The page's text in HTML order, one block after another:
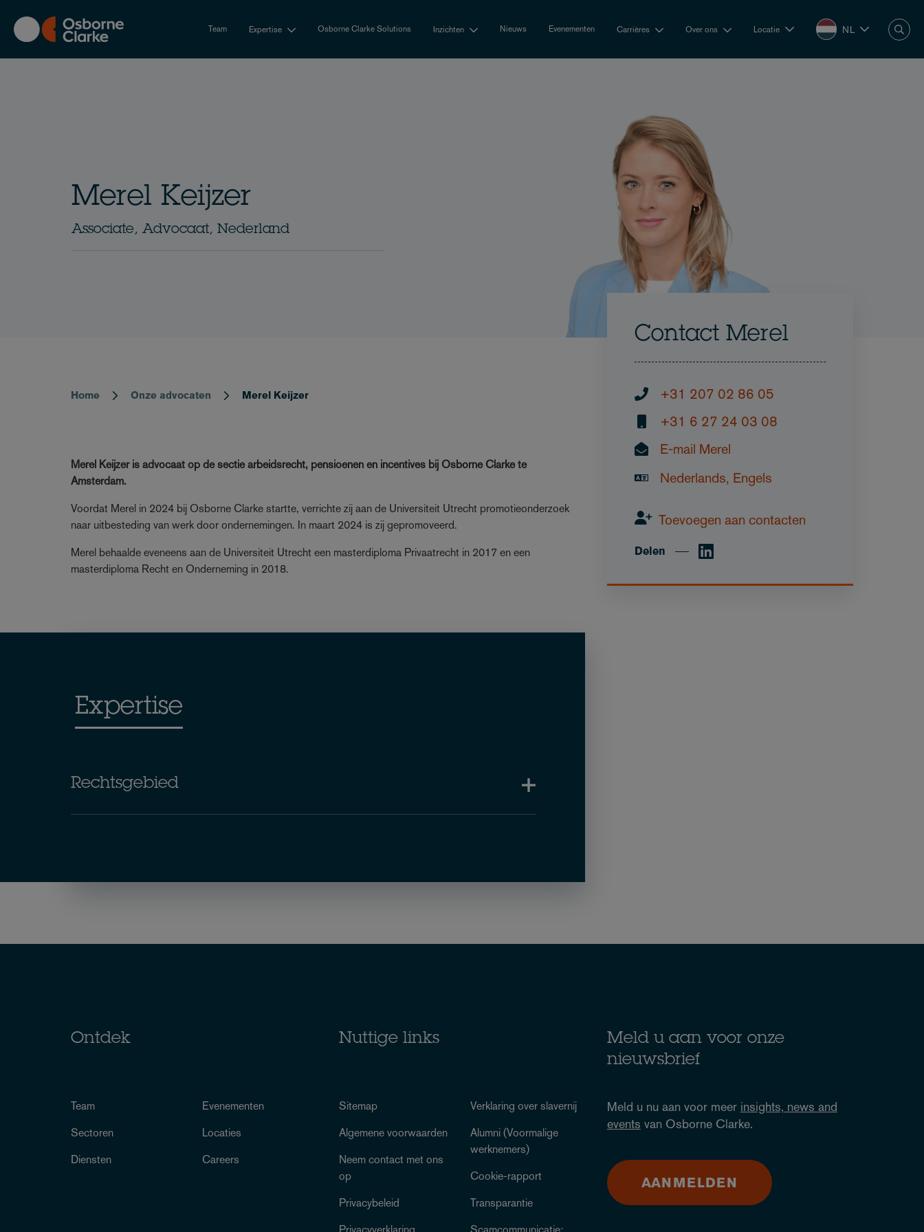
main
content
Team Expertise Osborne Clarke Solutions Inzichten Nieuws Evenementen Carrières Over ons Locatie NL
Merel Keijzer
Associate, Advocaat, Nederland
Breadcrumb
Home Onze advocaten Merel Keijzer
Merel Keijzer is advocaat op de sectie arbeidsrecht, pensioenen en incentives bij Osborne Clarke te
Amsterdam.
Voordat Merel in 2024 bij Osborne Clarke startte, verrichte zij aan de Universiteit Utrecht promotieonderzoek
naar uitbesteding van werk door ondernemingen. In maart 2024 is zij gepromoveerd.
Merel behaalde eveneens aan de Universiteit Utrecht een masterdiploma Privaatrecht in 2017 en een
masterdiploma Recht en Onderneming in 2018.
Expertise
Rechtsgebied
Contact Merel
+31 207 02 86 05
+31 6 27 24 03 08
E-mail Merel
Nederlands, Engels
Toevoegen aan contacten
Delen
Ontdek
Team
Sectoren
Diensten
Evenementen
Locaties
Careers
Nuttige links
Sitemap
Algemene voorwaarden
Neem contact met ons
op
Privacybeleid
Verklaring over slavernij
Alumni (Voormalige
werknemers)
Cookie-rapport
Transparantie
Meld u aan voor onze
nieuwsbrief
Meld u nu aan voor meer insights, news and
events van Osborne Clarke.
AANMELDEN